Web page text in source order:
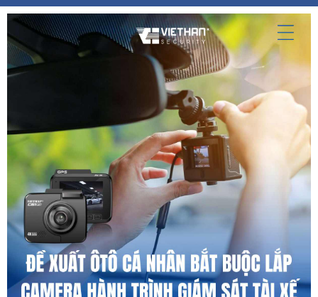
phẩm báo cháy Hikvision với đầy đủ giấy tờ CO, CQ, hóa đơn VAT,
cam kết sản phẩm chính hãng 100%.
Chúng tôi cung cấp đa dạng sản phẩm thuộc hệ sinh thái báo cháy
của Hikvision, tiêu biểu như:
🟢 Đầu báo khói độc lập 4G Model HF-S3-4G – Phát hiện khói và nhiệt
cực nhạy, kết nối linh hoạt qua sóng 4G.
🟢 Đầu báo khói độc lập 4G Model SF-11 – Công nghệ cảm biến khói
quang học, tích hợp còi báo động.
🟢 Gateway Lora IoT Model NP-FTG200 – Trung tâm điều khiển
không dây sử dụng kết nối Lora, quản lý nhiều đầu báo cùng lúc.
Ngoài ra, chúng tôi còn phân phối hơn 20 mã sản phẩm khác thuộc
dòng báo cháy Lora, đầu báo nhiệt, đầu báo kết hợp với các model
như NP, HF, SF, HK,... đáp ứng mọi nhu cầu từ nhà dân, chung cư, đến
các công trình lớn như nhà xưởng, khách sạn.
Vì sao nên chọn Việt Hàn?
✅ Hàng hóa chính hãng, đầy đủ CO/CQ